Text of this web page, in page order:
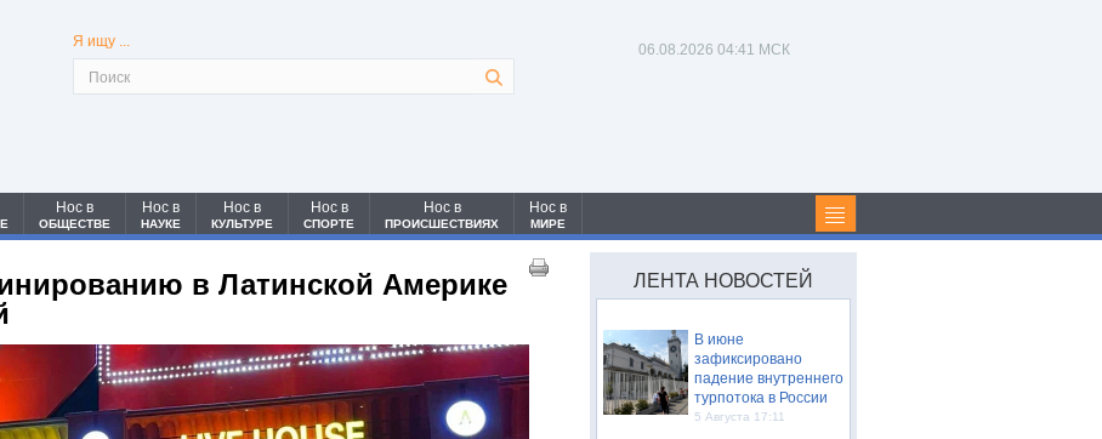
Я ищу ... 06.08.2026 04:41 МСК
Нос в
ОБЩЕСТВЕ
Нос в
НАУКЕ
Нос в
КУЛЬТУРЕ
Нос в
СПОРТЕ
Нос в
ПРОИСШЕСТВИЯХ
Нос в
МИРЕ
в Латинской Америке
ЛЕНТА НОВОСТЕЙ
В июне
зафиксировано
падение внутреннего
турпотока в России
5 Августа 17:11